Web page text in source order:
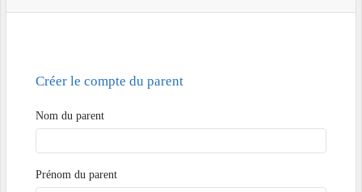
Créer le compte du parent
Nom du parent
Prénom du parent